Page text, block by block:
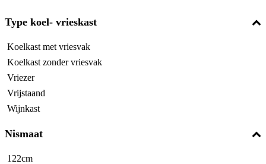
Type koel- vrieskast
Koelkast met vriesvak
Koelkast zonder vriesvak
Vriezer
Vrijstaand
Wijnkast
Nismaat
122cm